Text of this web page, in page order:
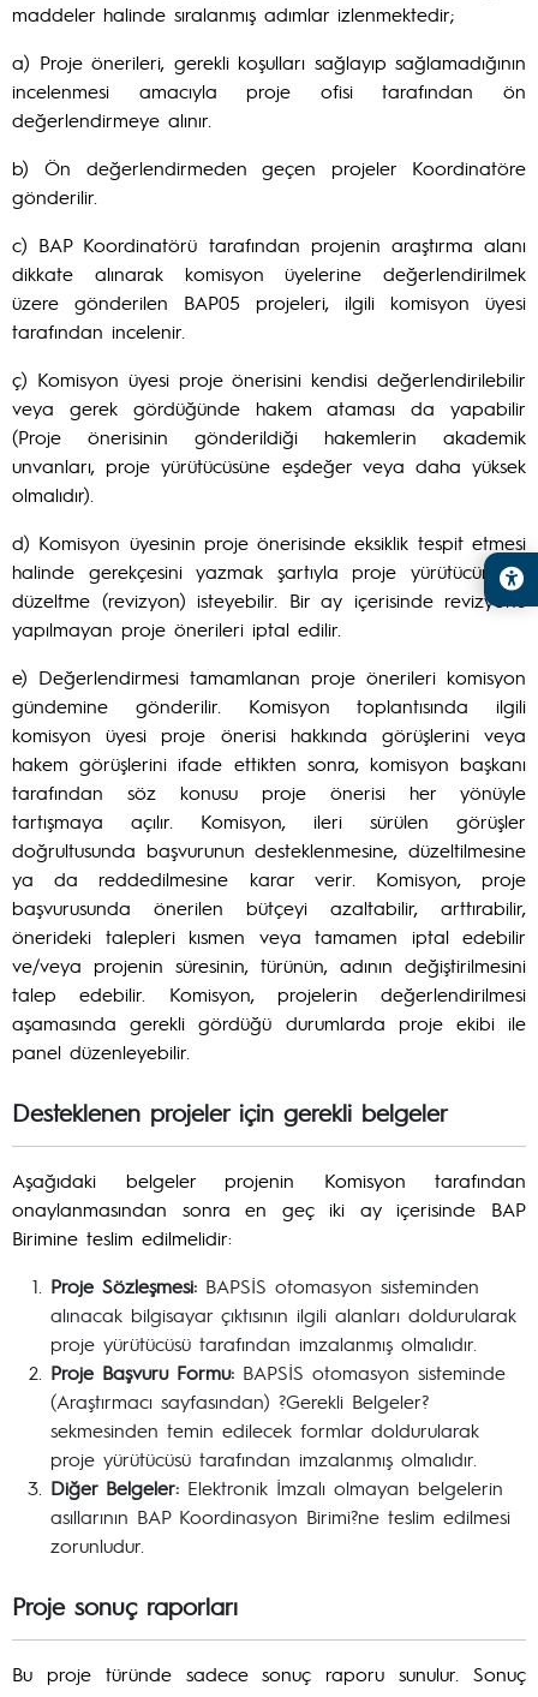
maddeler halinde sıralanmış adımlar izlenmektedir;
a) Proje önerileri, gerekli koşulları sağlayıp sağlamadığının
incelenmesi amacıyla proje ofisi tarafından ön
değerlendirmeye alınır.
b) Ön değerlendirmeden geçen projeler Koordinatöre
gönderilir.
c) BAP Koordinatörü tarafından projenin araştırma alanı
dikkate alınarak komisyon üyelerine değerlendirilmek
üzere gönderilen BAP05 projeleri, ilgili komisyon üyesi
tarafından incelenir.
ç) Komisyon üyesi proje önerisini kendisi değerlendirilebilir
veya gerek gördüğünde hakem ataması da yapabilir
(Proje önerisinin gönderildiği hakemlerin akademik
unvanları, proje yürütücüsüne eşdeğer veya daha yüksek
olmalıdır).
d) Komisyon üyesinin proje önerisinde eksiklik tespit etmesi
halinde gerekçesini yazmak şartıyla proje yürütücünden
düzeltme (revizyon) isteyebilir. Bir ay içerisinde revizyonu
yapılmayan proje önerileri iptal edilir.
e) Değerlendirmesi tamamlanan proje önerileri komisyon
gündemine gönderilir. Komisyon toplantısında ilgili
komisyon üyesi proje önerisi hakkında görüşlerini veya
hakem görüşlerini ifade ettikten sonra, komisyon başkanı
tarafından söz konusu proje önerisi her yönüyle
tartışmaya açılır. Komisyon, ileri sürülen görüşler
doğrultusunda başvurunun desteklenmesine, düzeltilmesine
ya da reddedilmesine karar verir. Komisyon, proje
başvurusunda önerilen bütçeyi azaltabilir, arttırabilir,
önerideki talepleri kısmen veya tamamen iptal edebilir
ve/veya projenin süresinin, türünün, adının değiştirilmesini
talep edebilir. Komisyon, projelerin değerlendirilmesi
aşamasında gerekli gördüğü durumlarda proje ekibi ile
panel düzenleyebilir.
Desteklenen projeler için gerekli belgeler
Aşağıdaki belgeler projenin Komisyon tarafından
onaylanmasından sonra en geç iki ay içerisinde BAP
Birimine teslim edilmelidir:
Proje Sözleşmesi: BAPSİS otomasyon sisteminden
alınacak bilgisayar çıktısının ilgili alanları doldurularak
proje yürütücüsü tarafından imzalanmış olmalıdır.
Proje Başvuru Formu: BAPSİS otomasyon sisteminde
(Araştırmacı sayfasından) ?Gerekli Belgeler?
sekmesinden temin edilecek formlar doldurularak
proje yürütücüsü tarafından imzalanmış olmalıdır.
Diğer Belgeler: Elektronik İmzalı olmayan belgelerin
asıllarının BAP Koordinasyon Birimi?ne teslim edilmesi
zorunludur.
Proje sonuç raporları
Bu proje türünde sadece sonuç raporu sunulur. Sonuç